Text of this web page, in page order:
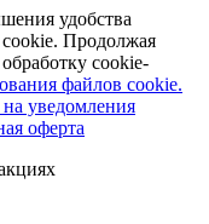
удобства
cookie. Продолжая
cookie-
файлов cookie.
уведомления
оферта